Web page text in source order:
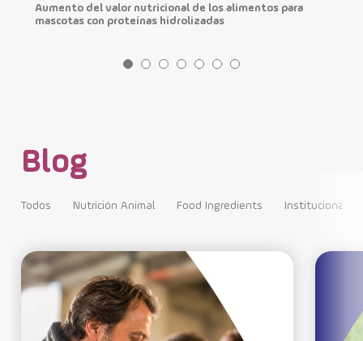
Aumento del valor nutricional de los alimentos para
mascotas con proteínas hidrolizadas
Blog
Todos Nutrición Animal Food Ingredients Institucional